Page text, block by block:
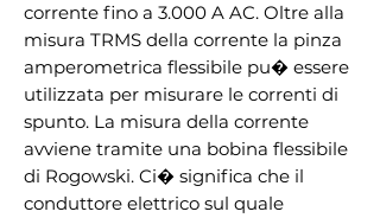
corrente fino a 3.000 A AC. Oltre alla
misura TRMS della corrente la pinza
amperometrica flessibile pu� essere
utilizzata per misurare le correnti di
spunto. La misura della corrente
avviene tramite una bobina flessibile
di Rogowski. Ci� significa che il
conduttore elettrico sul quale